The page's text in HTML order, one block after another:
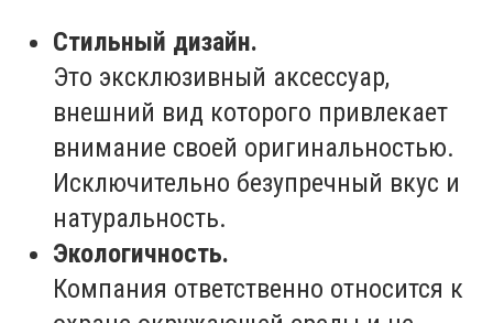
Стильный дизайн.
Это эксклюзивный аксессуар,
внешний вид которого привлекает
внимание своей оригинальностью.
Исключительно безупречный вкус и
натуральность.
Экологичность.
Компания ответственно относится к